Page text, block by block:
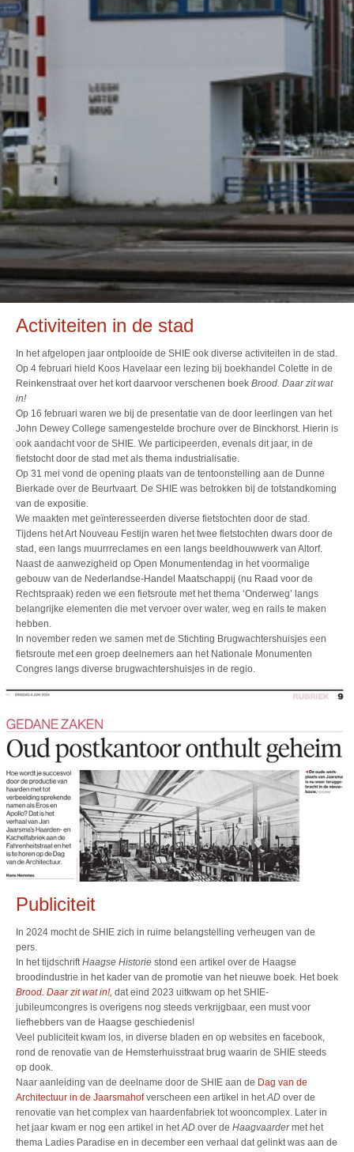
Activiteiten in de stad
In het afgelopen jaar ontplooide de SHIE ook diverse activiteiten in de stad.
Op 4 februari hield Koos Havelaar een lezing bij boekhandel Colette in de
Reinkenstraat over het kort daarvoor verschenen boek Brood. Daar zit wat
in!
Op 16 februari waren we bij de presentatie van de door leerlingen van het
John Dewey College samengestelde brochure over de Binckhorst. Hierin is
ook aandacht voor de SHIE. We participeerden, evenals dit jaar, in de
fietstocht door de stad met als thema industrialisatie.
Op 31 mei vond de opening plaats van de tentoonstelling aan de Dunne
Bierkade over de Beurtvaart. De SHIE was betrokken bij de totstandkoming
van de expositie.
We maakten met geïnteresseerden diverse fietstochten door de stad.
Tijdens het Art Nouveau Festijn waren het twee fietstochten dwars door de
stad, een langs muurrreclames en een langs beeldhouwwerk van Altorf.
Naast de aanwezigheid op Open Monumentendag in het voormalige
gebouw van de Nederlandse-Handel Maatschappij (nu Raad voor de
Rechtspraak) reden we een fietsroute met het thema ‘Onderweg’ langs
belangrijke elementen die met vervoer over water, weg en rails te maken
hebben.
In november reden we samen met de Stichting Brugwachtershuisjes een
fietsroute met een groep deelnemers aan het Nationale Monumenten
Congres langs diverse brugwachtershuisjes in de regio.
Publiciteit
In 2024 mocht de SHIE zich in ruime belangstelling verheugen van de
pers.
In het tijdschriftHaagse Historie stond een artikel over de Haagse
broodindustrie in het kader van de promotie van het nieuwe boek. Het boek
Brood. Daar zit wat in!, dat eind 2023 uitkwam op het SHIE-
jubileumcongres is overigens nog steeds verkrijgbaar, een must voor
liefhebbers van de Haagse geschiedenis!
Veel publiciteit kwam los, in diverse bladen en op websites en facebook,
rond de renovatie van de Hemsterhuisstraat brug waarin de SHIE steeds
op dook.
Naar aanleiding van de deelname door de SHIE aan de Dag van de
Architectuur in de Jaarsmahofverscheen een artikel in hetAD over de
renovatie van het complex van haardenfabriek tot wooncomplex. Later in
het jaar kwam er nog een artikel in hetAD over de Haagvaardermet het
thema Ladies Paradise en in december een verhaal dat gelinkt was aan de